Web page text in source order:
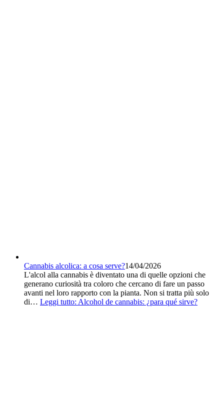
Cannabis alcolica: a cosa serve?14/04/2026
L'alcol alla cannabis è diventato una di quelle opzioni che
generano curiosità tra coloro che cercano di fare un passo
avanti nel loro rapporto con la pianta. Non si tratta più solo
di… Leggi tutto: Alcohol de cannabis: ¿para qué sirve?